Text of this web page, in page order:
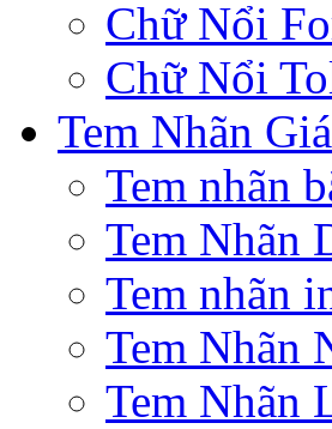
Chữ Nổi
Chữ Nổi
Tem Nhãn
Tem nhãn
Tem Nhãn
Tem nhãn
Tem Nhãn
Tem Nhãn